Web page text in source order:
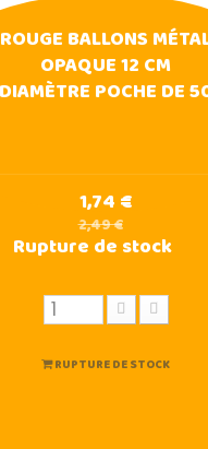
ROUGE BALLONS
OPAQUE 12 CM
DIAMÈTRE POCHE DE
1,74 €
2,49 €
Rupture de stock
RUPTURE DE STOCK